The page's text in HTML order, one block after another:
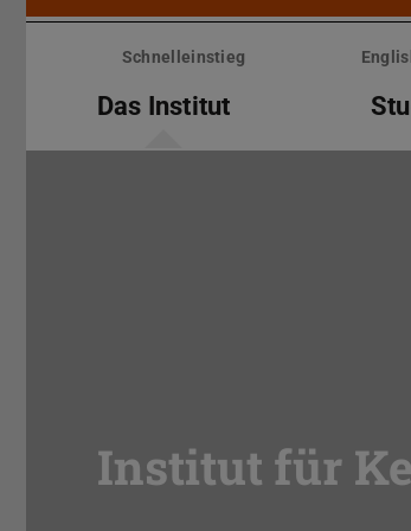
Menü
überspringenSchnelleinstieg
Das Institut
Institut für